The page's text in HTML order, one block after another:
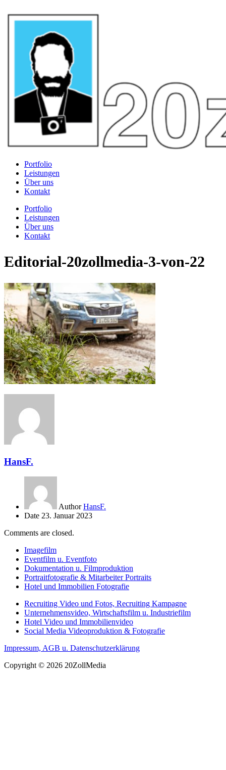
Portfolio
Leistungen
Über uns
Kontakt
Portfolio
Leistungen
Über uns
Kontakt
Editorial-20zollmedia-3-von-22
HansF.
Author HansF.
Date 23. Januar 2023
Comments are closed.
Imagefilm
Eventfilm u. Eventfoto
Dokumentation u. Filmproduktion
Portraitfotografie & Mitarbeiter Portraits
Hotel und Immobilien Fotografie
Recruiting Video und Fotos, Recruiting Kampagne
Unternehmensvideo, Wirtschaftsfilm u. Industriefilm
Hotel Video und Immobilienvideo
Social Media Videoproduktion & Fotografie
Impressum, AGB u. Datenschutzerklärung
Copyright © 2026 20ZollMedia